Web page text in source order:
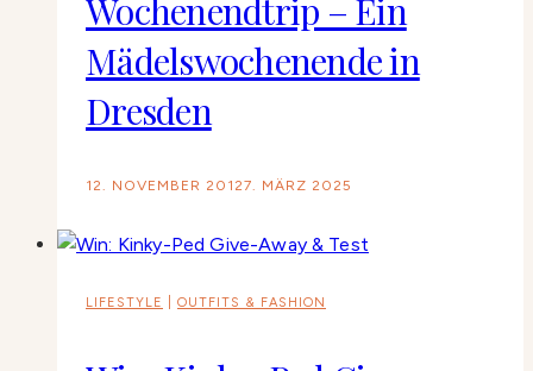
Wochenendtrip – Ein
Mädelswochenende in
Dresden
12. NOVEMBER 20127. MÄRZ 2025
LIFESTYLE OUTFITS & FASHION